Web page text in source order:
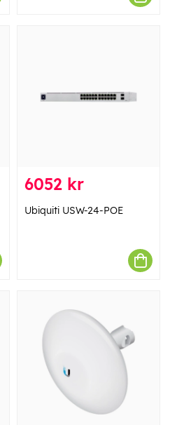
6052 kr
Ubiquiti USW-24-POE